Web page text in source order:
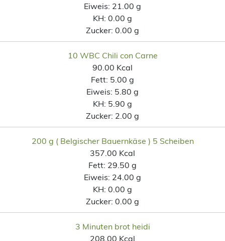
Eiweis: 21.00 g
KH: 0.00 g
Zucker: 0.00 g
10 WBC Chili con Carne
90.00 Kcal
Fett: 5.00 g
Eiweis: 5.80 g
KH: 5.90 g
Zucker: 2.00 g
200 g ( Belgischer Bauernkäse ) 5 Scheiben
357.00 Kcal
Fett: 29.50 g
Eiweis: 24.00 g
KH: 0.00 g
Zucker: 0.00 g
3 Minuten brot heidi
208.00 Kcal